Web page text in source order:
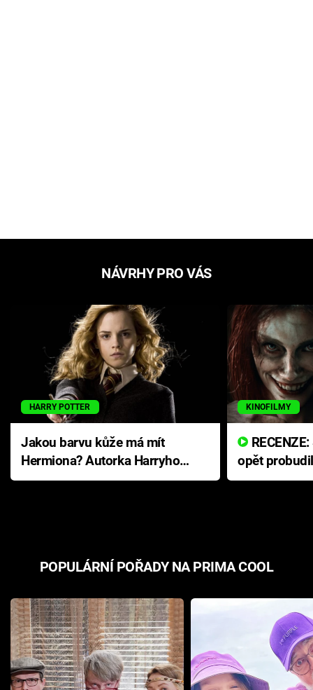
NÁVRHY PRO VÁS
HARRY POTTER
Jakou barvu kůže má mít
Hermiona? Autorka Harryho
Pottera přišla s ráznou
KINOFILMY
opět
přichází s
POPULÁRNÍ POŘADY NA PRIMA COOL